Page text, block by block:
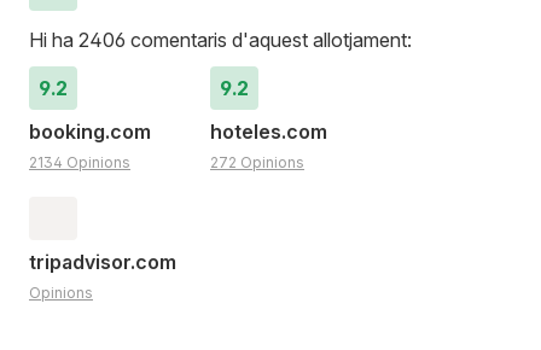
Hi ha 2406 comentaris d'aquest allotjament:
9.2
booking.com
2134 Opinions
9.2
hoteles.com
272 Opinions
tripadvisor.com
Opinions